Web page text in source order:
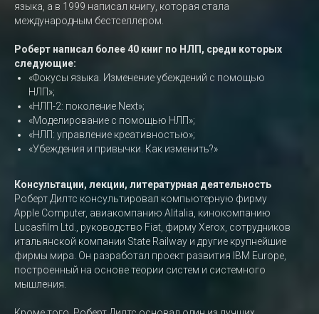
языка, а в 1999 написал книгу, которая стала
международным бестселлером.
Роберт написал более 40 книг по НЛП, среди которых
следующие:
«Фокусы языка. Изменение убеждений с помощью
НЛП»;
«НЛП-2: поколение Next»;
«Моделирование с помощью НЛП»;
«НЛП: управление креативностью»;
«Убеждения и привычки. Как изменить?»
Консультации, лекции, литературная деятельность
Роберт Дилтс консультировал компьютерную фирму
Apple Computer, авиакомпанию Alitalia, кинокомпанию
Lucasfilm Ltd., руководство Fiat, фирму Xerox, сотрудников
итальянской компании State Railway и другие крупнейшие
фирмы мира. Он разработал проект развития IBM Europe,
построенный на основе теории систем и системного
мышления.